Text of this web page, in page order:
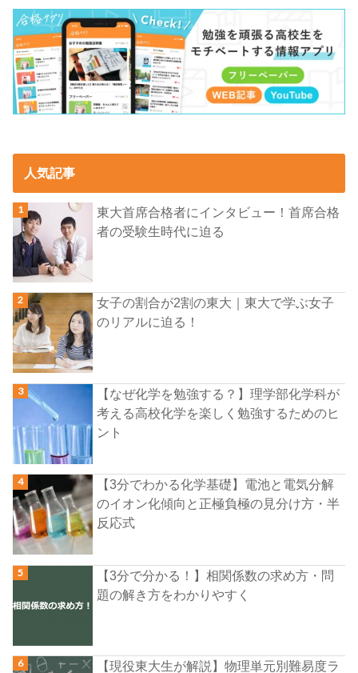
人気記事
東大首席合格者にインタビュー！首席合格
者の受験生時代に迫る
女子の割合が2割の東大｜東大で学ぶ女子
のリアルに迫る！
【なぜ化学を勉強する？】理学部化学科が
考える高校化学を楽しく勉強するためのヒ
ント
【3分でわかる化学基礎】電池と電気分解
のイオン化傾向と正極負極の見分け方・半
反応式
【3分で分かる！】相関係数の求め方・問
題の解き方をわかりやすく
【現役東大生が解説】物理単元別難易度ラ